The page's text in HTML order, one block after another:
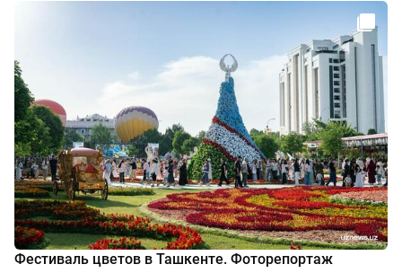
Фестиваль цветов в Ташкенте. Фоторепортаж